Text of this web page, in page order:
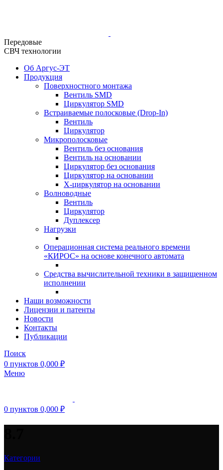
Передовые
СВЧ технологии
Об Аргус-ЭТ
Продукция
Поверхностного монтажа
Вентиль SMD
Циркулятор SMD
Встраиваемые полосковые (Drop-In)
Вентиль
Циркулятор
Микрополосковые
Вентиль без основания
Вентиль на основании
Циркулятор без основания
Циркулятор на основании
Х-циркулятор на основании
Волноводные
Вентиль
Циркулятор
Дуплексер
Нагрузки
Операционная система реального времени
«КИРОС» на основе конечного автомата
Средства вычислительной техники в защищенном
исполнении
Наши возможности
Лицензии и патенты
Новости
Контакты
Публикации
Поиск
0 пунктов 0,000 ₽
Меню
0 пунктов 0,000 ₽
Категории